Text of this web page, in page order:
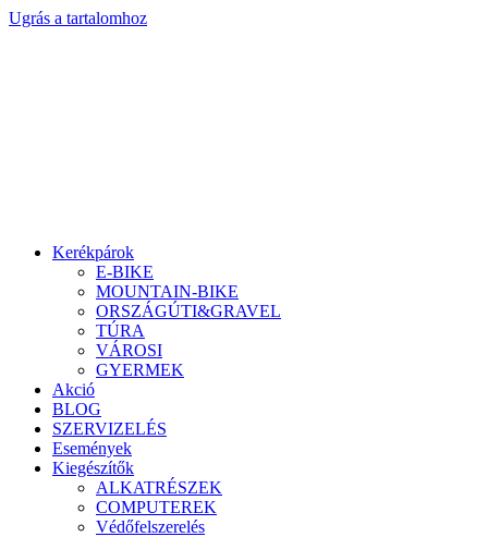
Ugrás a tartalomhoz
Kerékpárok
E-BIKE
MOUNTAIN-BIKE
ORSZÁGÚTI&GRAVEL
TÚRA
VÁROSI
GYERMEK
Akció
BLOG
SZERVIZELÉS
Események
Kiegészítők
ALKATRÉSZEK
COMPUTEREK
Védőfelszerelés